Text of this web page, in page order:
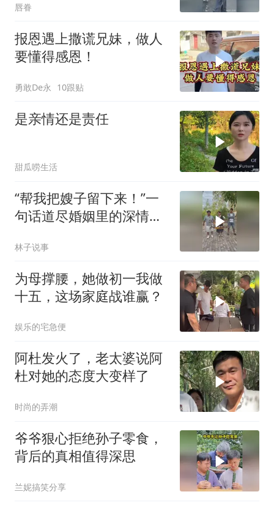
唇眷
报恩遇上撒谎兄妹，做人
要懂得感恩！
勇敢De永 10跟贴
是亲情还是责任
甜瓜唠生活
“帮我把嫂子留下来！”一
句话道尽婚姻里的深情与
林子说事
为母撑腰，她做初一我做
十五，这场家庭战谁赢？
娱乐的宅急便
阿杜发火了，老太婆说阿
杜对她的态度大变样了
时尚的弄潮
爷爷狠心拒绝孙子零食，
背后的真相值得深思
兰妮搞笑分享